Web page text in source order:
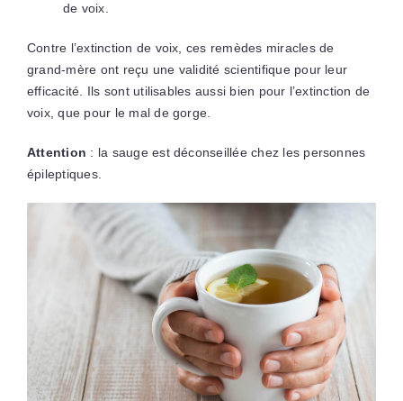
de voix.
Contre l’extinction de voix, ces remèdes miracles de
grand-mère ont reçu une validité scientifique pour leur
efficacité. Ils sont utilisables aussi bien pour l’extinction de
voix, que pour le mal de gorge.
Attention : la sauge est déconseillée chez les personnes
épileptiques.